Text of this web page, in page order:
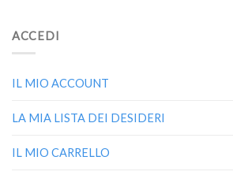
ACCEDI
IL MIO ACCOUNT
LA MIA LISTA DEI DESIDERI
IL MIO CARRELLO